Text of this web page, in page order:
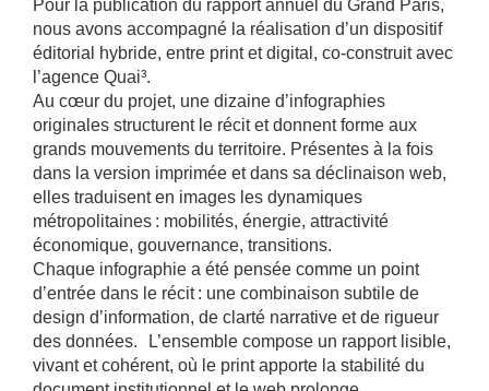
Pour la publication du rapport annuel du Grand Paris,
nous avons accompagné la réalisation d’un dispositif
éditorial hybride, entre print et digital, co‑construit avec
l’agence Quai³.
Au cœur du projet, une dizaine d’infographies
originales structurent le récit et donnent forme aux
grands mouvements du territoire. Présentes à la fois
dans la version imprimée et dans sa déclinaison web,
elles traduisent en images les dynamiques
métropolitaines : mobilités, énergie, attractivité
économique, gouvernance, transitions.
Chaque infographie a été pensée comme un point
d’entrée dans le récit : une combinaison subtile de
design d’information, de clarté narrative et de rigueur
des données. L’ensemble compose un rapport lisible,
vivant et cohérent, où le print apporte la stabilité du